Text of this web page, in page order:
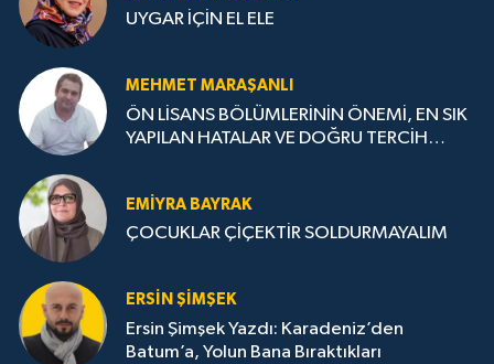
UYGAR İÇİN EL ELE
MEHMET MARAŞANLI
ÖN LİSANS BÖLÜMLERİNİN ÖNEMİ, EN SIK
YAPILAN HATALAR VE DOĞRU TERCİH
EMIYRA BAYRAK
ÇOCUKLAR ÇİÇEKTİR SOLDURMAYALIM
ERSIN ŞIMŞEK
Ersin Şimşek Yazdı: Karadeniz’den
Batum’a, Yolun Bana Bıraktıkları